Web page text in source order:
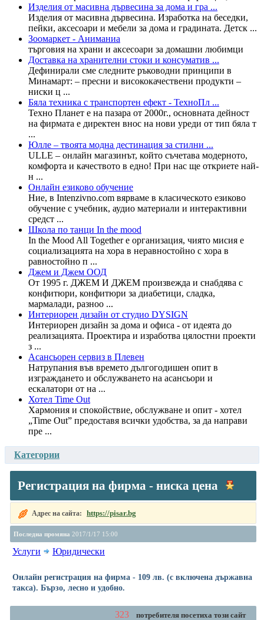
Изделия от масивна дървесина за дома и гра ...
Изделия от масивна дървесина. Изработка на беседки,
пейки, аксесоари и мебели за дома и градината. Детск ...
Зоомаркет - Аниманиа
търговия на храни и аксесоари за домашни любимци
Доставка на хранителни стоки и консуматив ...
Дефинирали сме следните ръководни принципи в
Минамарт: – пресни и висококачествени продукти –
ниски ц ...
Бяла техника с транспортен ефект - ТехноПл ...
Техно Планет е на пазара от 2000г., основната дейност
на фирмата е директен внос на нови уреди от тип бяла т
...
Юлле – твоята модна дестинация за стилни ...
ULLE – онлайн магазинът, който съчетава модерното,
комфорта и качеството в едно! При нас ще откриете най-
н ...
Онлайн езиково обучение
Ние, в Intenzivno.com вярваме в класическото езиково
обучение с учебник, аудио материали и интерактивни
средст ...
Школа по танци In the mood
In the Mood All Together е организация, чиято мисия е
социализацията на хора в неравностойно с хора в
равностойно п ...
Джем и Джем ООД
От 1995 г. ДЖЕМ И ДЖЕМ произвежда и снабдява с
конфитюри, конфитюри за диабетици, сладка,
мармалади, разноо ...
Интериорен дизайн от студио DYSIGN
Интериорен дизайн за дома и офиса - от идеята до
реализацията. Проектира и изработва цялостни проекти
з ...
Асансьорен сервиз в Плевен
Натрупания във времето дългогодишен опит в
изграждането и обслужването на асансьори и
ескалатори от на ...
Хотел Time Out
Хармония и спокойствие, обслужване и опит - хотел
„Time Out” предоставя всички удобства, за да направи
пре ...
Категории
Регистрация на фирма - ниска цена
Адрес на сайта: https://pisar.bg
Последна промяна 2017/1/17 15:00
Услуги Юридически
Онлайн регистрация на фирма - 109 лв. (с включена държавна
такса). Бързо, лесно и удобно.
323 потребителя посетиха този сайт